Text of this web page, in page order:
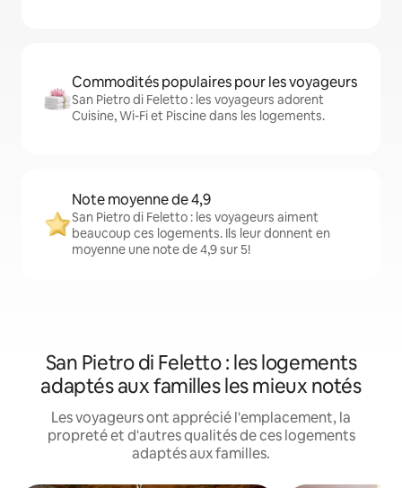
Commodités populaires pour les voyageurs
San Pietro di Feletto : les voyageurs adorent
Cuisine, Wi-Fi et Piscine dans les logements.
Note moyenne de 4,9
San Pietro di Feletto : les voyageurs aiment
beaucoup ces logements. Ils leur donnent en
moyenne une note de 4,9 sur 5!
San Pietro di Feletto : les logements
adaptés aux familles les mieux notés
Les voyageurs ont apprécié l'emplacement, la
propreté et d'autres qualités de ces logements
adaptés aux familles.